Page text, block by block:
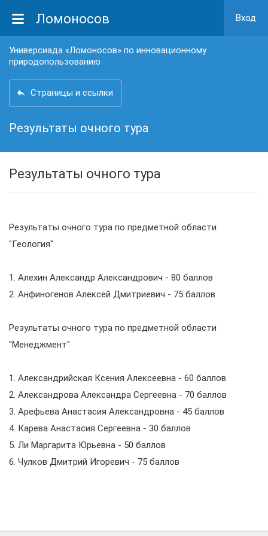
Ломоносов Вход
Универсиада «Ломоносов» по инновационному
природопользованию
Страницы и ссылки
Результаты очного тура
Результаты очного тура
Результаты очного тура по предметной области
"Геология"
1. Алехин Александр Александрович - 80 баллов
2. Анфиногенов Алексей Дмитриевич - 75 баллов
Результаты очного тура по предметной области
"Менеджмент"
1. Александрийская Ксения Алексеевна - 60 баллов
2. Александрова Александра Сергеевна - 70 баллов
3. Арефьева Анастасия Александровна - 45 баллов
4. Карева Анастасия Сергеевна - 30 баллов
5. Ли Маргарита Юрьевна - 50 баллов
6. Чулков Дмитрий Игоревич - 75 баллов